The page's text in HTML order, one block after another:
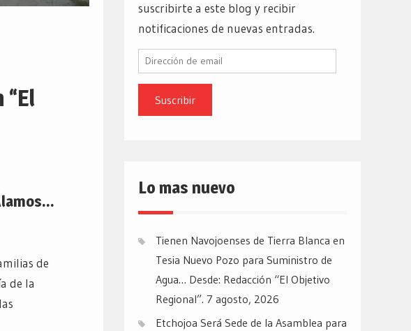
de
de la
suscribirte a este blog y recibir
notificaciones de nuevas entradas.
Dirección
email
Lo mas nuevo
Tienen Navojoenses de Tierra Blanca en
Tesia Nuevo Pozo para Suministro de
Agua… Desde: Redacción “El Objetivo
Regional”. 7 agosto, 2026
Etchojoa Será Sede de la Asamblea para